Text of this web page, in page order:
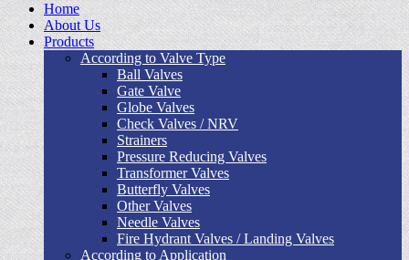
Home
About Us
Products
According to Valve Type
Ball Valves
Gate Valve
Globe Valves
Check Valves / NRV
Strainers
Pressure Reducing Valves
Transformer Valves
Butterfly Valves
Other Valves
Needle Valves
Fire Hydrant Valves / Landing Valves
According to Application